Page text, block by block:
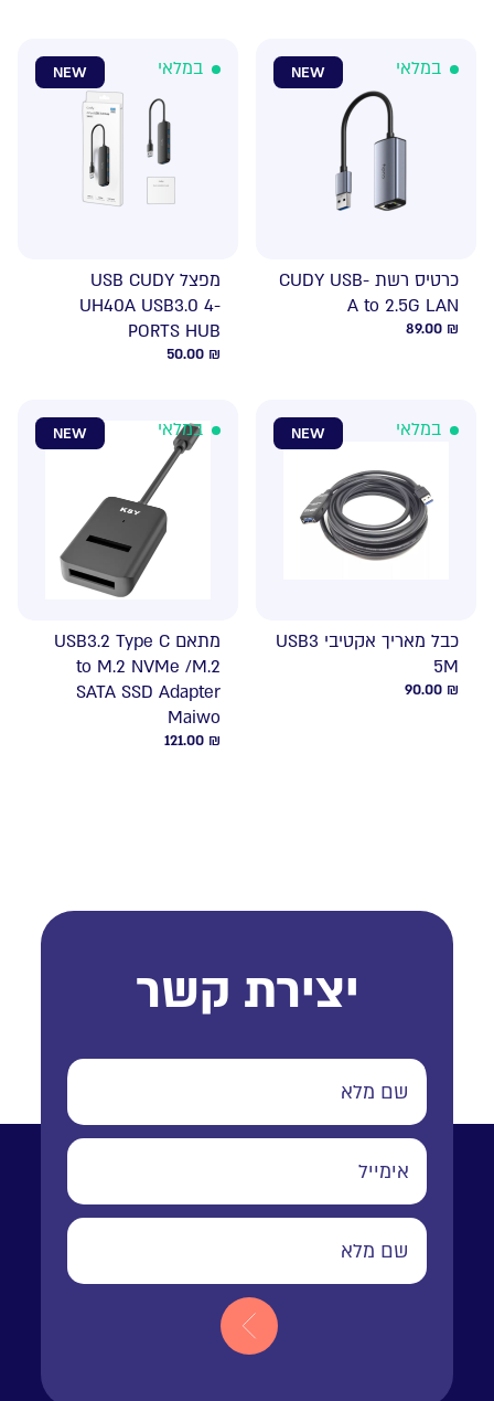
NEW במלאי
כרטיס רשת CUDY USB-
A to 2.5G LAN
89.00 ₪
NEW במלאי
מפצל USB CUDY
UH40A USB3.0 4-
PORTS HUB
50.00 ₪
NEW במלאי
כבל מאריך אקטיבי USB3
5M
90.00 ₪
NEW במלאי
מתאם USB3.2 Type C
to M.2 NVMe /M.2
SATA SSD Adapter
Maiwo
121.00 ₪
יצירת קשר